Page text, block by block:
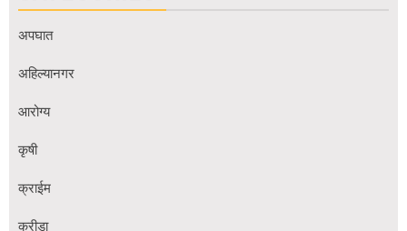
अपघात
अहिल्यानगर
आरोग्य
कृषी
क्राईम
क्रीडा